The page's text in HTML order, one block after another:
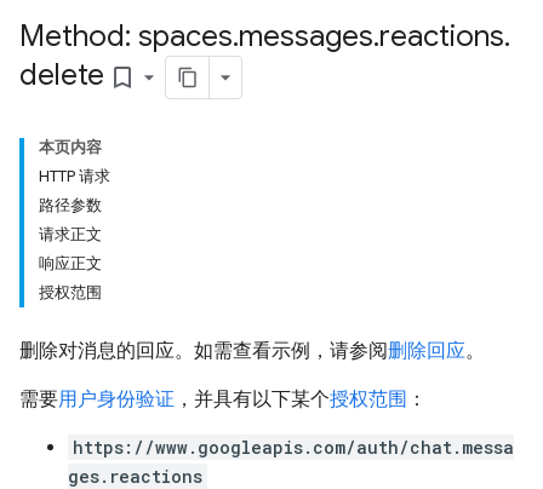
Method: spaces.messages.reactions.
delete bookmark_border
本页内容
HTTP 请求
路径参数
请求正文
响应正文
授权范围
删除对消息的回应。如需查看示例，请参阅删除回应。
需要用户身份验证 ，并具有以下某个授权范围 ：
https://www.googleapis.com/auth/chat.messa
ges.reactions